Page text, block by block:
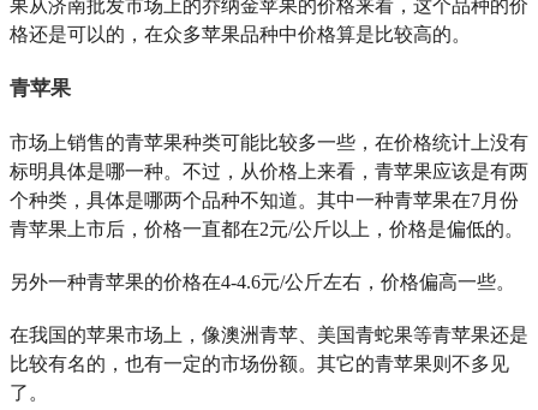
果从济南批发市场上的乔纳金苹果的价格来看，这个品种的价
格还是可以的，在众多苹果品种中价格算是比较高的。
青苹果
市场上销售的青苹果种类可能比较多一些，在价格统计上没有
标明具体是哪一种。不过，从价格上来看，青苹果应该是有两
个种类，具体是哪两个品种不知道。其中一种青苹果在7月份
青苹果上市后，价格一直都在2元/公斤以上，价格是偏低的。
另外一种青苹果的价格在4-4.6元/公斤左右，价格偏高一些。
在我国的苹果市场上，像澳洲青苹、美国青蛇果等青苹果还是
比较有名的，也有一定的市场份额。其它的青苹果则不多见
了。